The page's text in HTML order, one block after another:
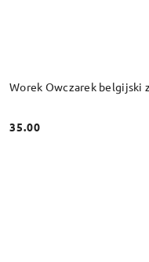
Worek Owczarek belgijski
Cena:
35.00